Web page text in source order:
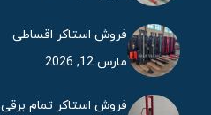
فروش استاکر اقساطی
مارس 12, 2026
فروش استاکر تمام برقی